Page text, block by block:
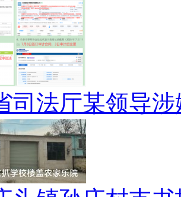
司法厅某领导涉